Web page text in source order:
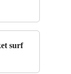
surf